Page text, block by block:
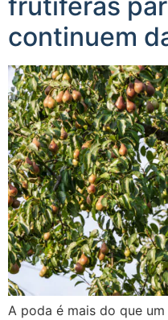
frutíferas
continuem
A poda é mais do que